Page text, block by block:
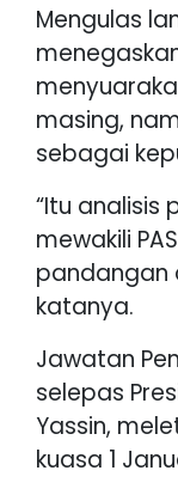
Mengulas
masing,
sebagai
“Itu analisis
mewakili
pandangan
katanya.
Jawatan
selepas
Yassin,
kuasa 1